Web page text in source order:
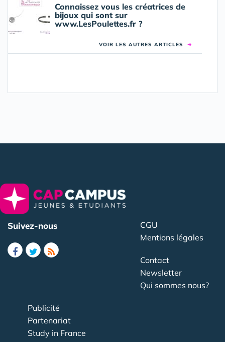
Connaissez vous les créatrices de
bijoux qui sont sur
www.LesPoulettes.fr ?
VOIR LES AUTRES ARTICLES ➜
Suivez-nous
CGU
Mentions légales
Contact
Newsletter
Qui sommes nous?
Publicité
Partenariat
Study in France